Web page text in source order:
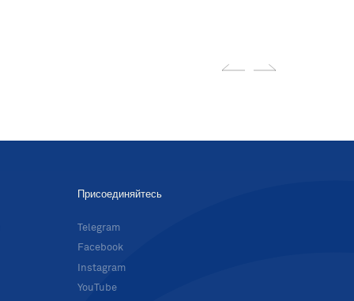
Присоединяйтесь
Telegram
Facebook
Instagram
YouTube